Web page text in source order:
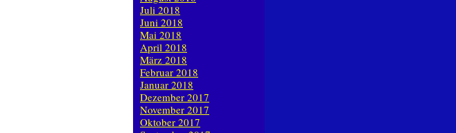
Juli 2018
Juni 2018
Mai 2018
April 2018
März 2018
Februar 2018
Januar 2018
Dezember 2017
November 2017
Oktober 2017